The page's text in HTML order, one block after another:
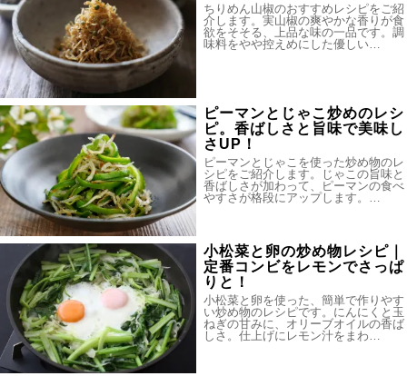
ちりめん山椒のおすすめレシピをご紹
介します。実山椒の爽やかな香りが食
欲をそそる、上品な味の一品です。調
味料をやや控えめにした優しい…
ピーマンとじゃこ炒めのレシ
ピ。香ばしさと旨味で美味し
さUP！
ピーマンとじゃこを使った炒め物のレ
シピをご紹介します。じゃこの旨味と
香ばしさが加わって、ピーマンの食べ
やすさが格段にアップします。…
小松菜と卵の炒め物レシピ｜
定番コンビをレモンでさっぱ
りと！
小松菜と卵を使った、簡単で作りやす
い炒め物のレシピです。にんにくと玉
ねぎの甘みに、オリーブオイルの香ば
しさ。仕上げにレモン汁をまわ…